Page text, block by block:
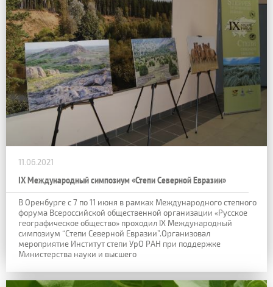
11.06.2021
IX Международный симпозиум «Степи Северной Евразии»
В Оренбурге с 7 по 11 июня в рамках Международного степного
форума Всероссийской общественной организации «Русское
географическое общество» проходил IX Международный
симпозиум “Степи Северной Евразии”.Организовал
мероприятие Институт степи УрО РАН при поддержке
Министерства науки и высшего